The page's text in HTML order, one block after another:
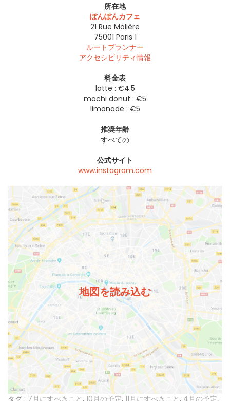
所在地
ぽんぽんカフェ
21 Rue Molière
75001 Paris 1
ルートプランナー
アクセシビリティ情報
料金表
latte : €4.5
mochi donut : €5
limonade : €5
推奨年齢
すべての
公式サイト
www.instagram.com
地図を読み込む
タグ : 7月にすべきこと , 10月の予定, 11月にすべきこと , 4月の予定,